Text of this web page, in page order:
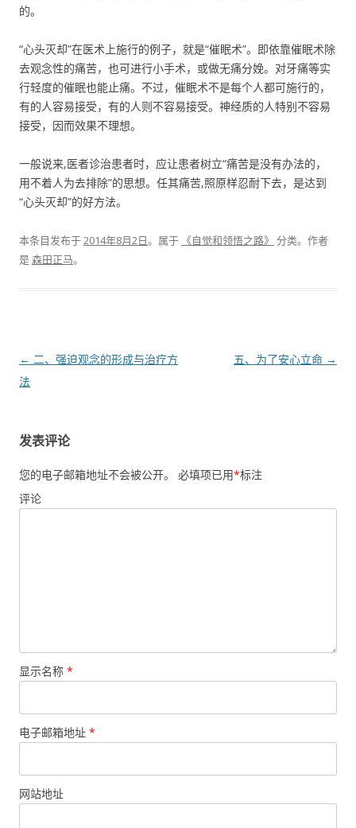
的。
“心头灭却”在医术上施行的例子，就是“催眠术”。即依靠催眠术除
去观念性的痛苦，也可进行小手术，或做无痛分娩。对牙痛等实
行轻度的催眠也能止痛。不过，催眠术不是每个人都可施行的，
有的人容易接受，有的人则不容易接受。神经质的人特别不容易
接受，因而效果不理想。
一般说来,医者诊治患者时，应让患者树立“痛苦是没有办法的，
用不着人为去排除”的思想。任其痛苦,照原样忍耐下去，是达到
“心头灭却”的好方法。
本条目发布于2014年8月2日。属于 《自觉和领悟之路》 分类。 作者
是森田正马。
文章导航
← 二、强迫观念的形成与治疗方
法
五、为了安心立命 →
发表评论
您的电子邮箱地址不会被公开。 必填项已用*标注
评论
显示名称 *
电子邮箱地址 *
网站地址